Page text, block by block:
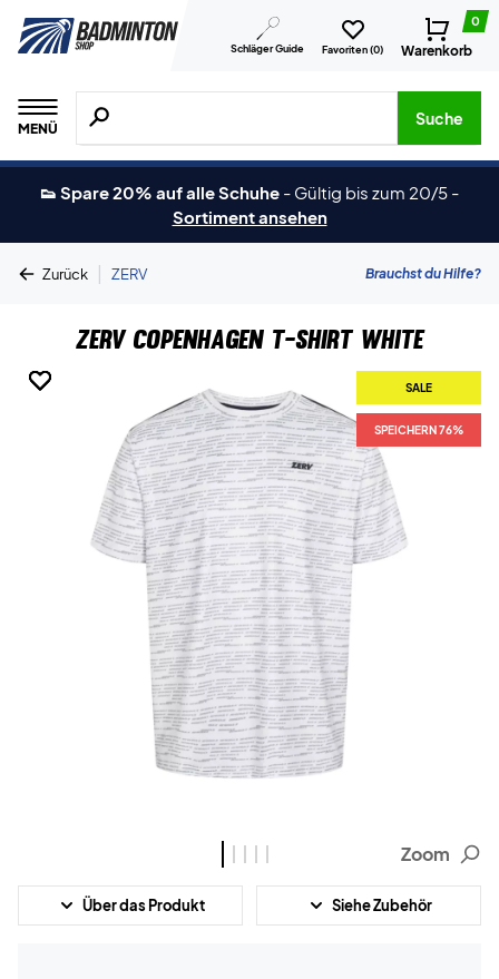
Schläger Guide Favoriten (0)
0
Warenkorb
MENÜ
Suche nach Produkten, Marken usw.
Suche
👟 Spare 20% auf alle Schuhe - Gültig bis zum 20/5 -
Sortiment ansehen
Zurück | ZERV Brauchst du Hilfe?
ZERV Copenhagen T-shirt White
SALE
SPEICHERN 76%
SALE
SPEICHERN 76%
SALE
SPEICHERN 76%
SALE
SPEICHERN 76%
SALE
SPEICHERN 76%
Zoom
Über das Produkt Siehe Zubehör